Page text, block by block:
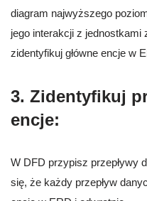
diagram najwyższego
jego interakcji z jednostkami
zidentyfikuj główne encje w
3. Zidentyfikuj
encje:
W DFD przypisz przepływy
się, że każdy przepływ